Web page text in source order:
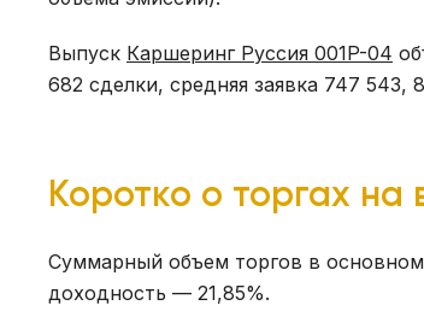
Выпуск Каршеринг Руссия 001P-04
682 сделки, средняя заявка 747 543,
Коротко о торгах на
Суммарный объем торгов в
доходность — 21,85%.